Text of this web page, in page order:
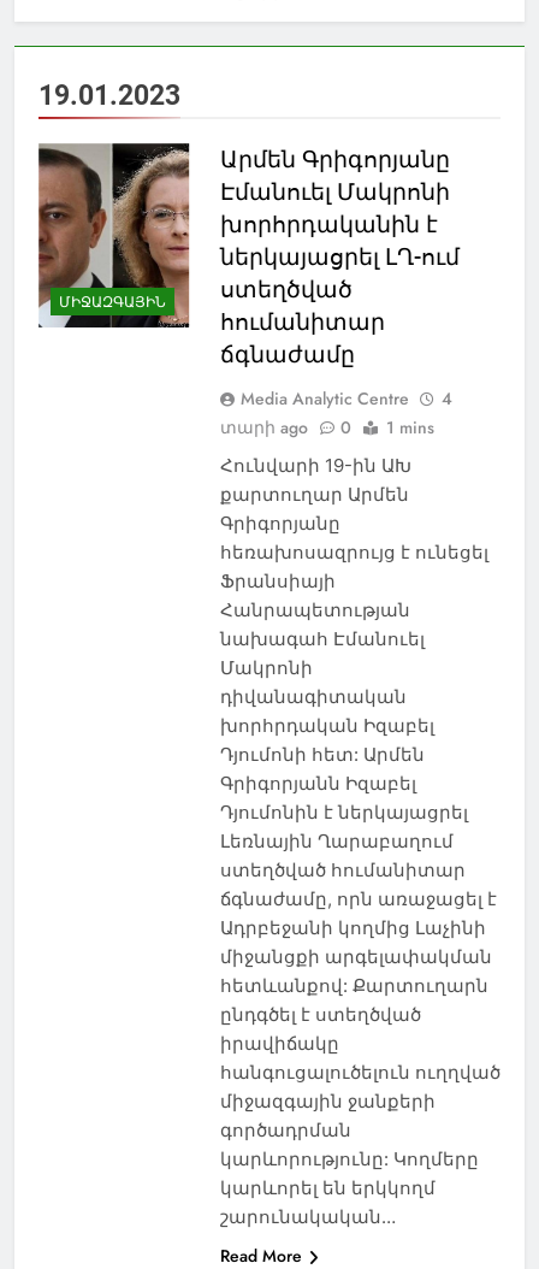
19.01.2023
ՄԻՋԱԶԳԱՅԻՆ
Արմեն Գրիգորյանը
Էմանուել Մակրոնի
խորհրդականին է
ներկայացրել ԼՂ-ում
ստեղծված
հումանիտար
ճգնաժամը
Media Analytic Centre
4
տարի ago
0 1 mins
Հունվարի 19-ին ԱԽ
քարտուղար Արմեն
Գրիգորյանը
հեռախոսազրույց է ունեցել
Ֆրանսիայի
Հանրապետության
նախագահ Էմանուել
Մակրոնի
դիվանագիտական
խորհրդական Իզաբել
Դյումոնի հետ: Արմեն
Գրիգորյանն Իզաբել
Դյումոնին է ներկայացրել
Լեռնային Ղարաբաղում
ստեղծված հումանիտար
ճգնաժամը, որն առաջացել է
Ադրբեջանի կողմից Լաչինի
միջանցքի արգելափակման
հետևանքով: Քարտուղարն
ընդգծել է ստեղծված
իրավիճակը
հանգուցալուծելուն ուղղված
միջազգային ջանքերի
գործադրման
կարևորությունը: Կողմերը
կարևորել են երկկողմ
շարունակական…
Read More